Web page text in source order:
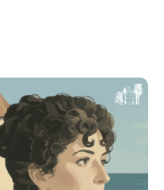
du château de
-
le château à